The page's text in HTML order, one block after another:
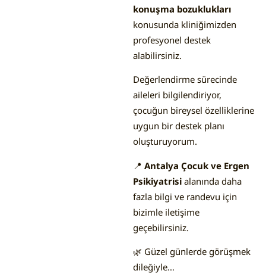
konuşma bozuklukları
konusunda kliniğimizden
profesyonel destek
alabilirsiniz.
Değerlendirme sürecinde
aileleri bilgilendiriyor,
çocuğun bireysel özelliklerine
uygun bir destek planı
oluşturuyorum.
📍 Antalya Çocuk ve Ergen
Psikiyatrisi alanında daha
fazla bilgi ve randevu için
bizimle iletişime
geçebilirsiniz.
🌿 Güzel günlerde görüşmek
dileğiyle…